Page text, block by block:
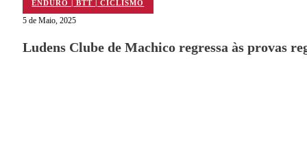
ENDURO | BTT | CICLISMO
5 de Maio, 2025
Ludens Clube de Machico regressa às provas